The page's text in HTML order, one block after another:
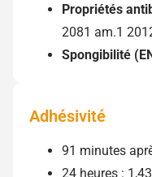
Propriétés
2081 am.1
Spongibilité
Adhésivité
91 minutes
24 heures :